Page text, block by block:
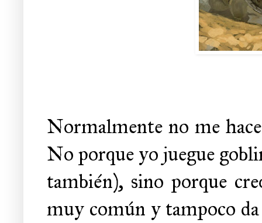
Normalmente no me
No porque yo juegue
también), sino porque
muy común y tampoco da